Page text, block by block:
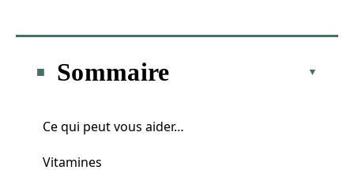
Sommaire
Ce qui peut vous aider…
Vitamines